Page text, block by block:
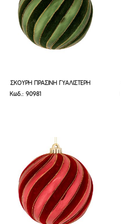
ΣΚΟΥΡΗ ΠΡΑΣΙΝΗ ΓΥΑΛΙΣΤΕΡΗ
ΠΛΑΣΤΙΚΗ ΜΠΑΛΑ 15ΕΚ
ΣΚΟΥΡΗ ΠΡΑΣΙΝΗ ΓΥΑΛΙΣΤΕΡΗ
ΠΛΑΣΤΙΚΗ ΜΠΑΛΑ 15ΕΚ
Κωδ.: 90981